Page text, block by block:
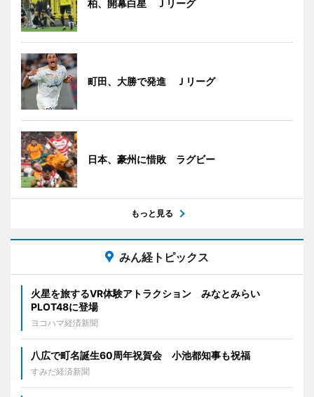
柏、開幕白星 Ｊリーグ
町田、大勝で発進 Ｊリーグ
日本、豪州に惜敗 ラグビー
もっと見る
みん経トピックス
火星を旅するVR体験アトラクション みなとみらい
PLOT48に登場
ヨコハマ経済新聞
八広で町名誕生60周年祝賀会 小池都知事も祝福
すみだ経済新聞